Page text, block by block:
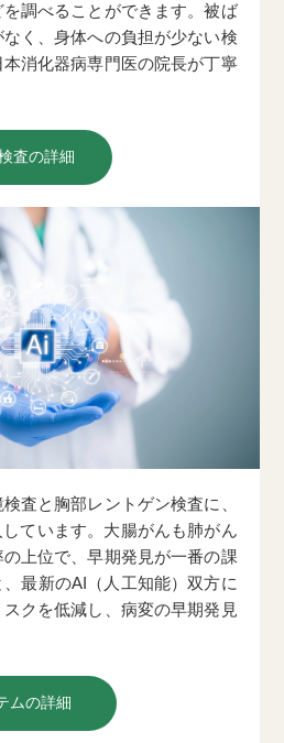
調べることができます。被ば
く、身体への負担が少ない検
消化器病専門医の院長が丁寧
査の詳細
査と胸部レントゲン検査に、
ています。大腸がんも肺がん
上位で、早期発見が一番の課
最新のAI（人工知能）双方に
クを低減し、病変の早期発見
ムの詳細